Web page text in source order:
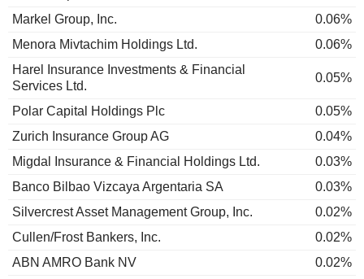
Markel Group, Inc.
0.06%
Menora Mivtachim Holdings Ltd.
0.06%
Harel Insurance Investments & Financial
Services Ltd.
0.05%
Polar Capital Holdings Plc
0.05%
Zurich Insurance Group AG
0.04%
Migdal Insurance & Financial Holdings Ltd.
0.03%
Banco Bilbao Vizcaya Argentaria SA
0.03%
Silvercrest Asset Management Group, Inc.
0.02%
Cullen/Frost Bankers, Inc.
0.02%
ABN AMRO Bank NV
0.02%